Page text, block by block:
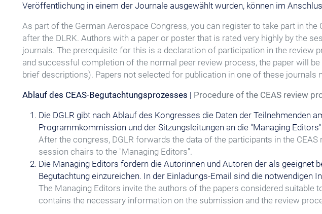
Veröffentlichung in einem der Journale ausgewählt wurden, können im
As part of the German Aerospace Congress, you can register to take part in
after the DLRK. Authors with a paper or poster that is rated very highly by the
journals. The prerequisite for this is a declaration of participation in the review
and successful completion of the normal peer review process, the paper will
brief descriptions). Papers not selected for publication in one of these journals
Ablauf des CEAS-Begutachtungsprozesses | Procedure of the CEAS review
Die DGLR gibt nach Ablauf des Kongresses die Daten der Teilnehmenden
Programmkommission und der Sitzungsleitungen an die "Managing
After the congress, DGLR forwards the data of the participants in the
session chairs to the "Managing Editors".
Die Managing Editors fordern die Autorinnen und Autoren der als
Begutachtung einzureichen. In der Einladungs-Email sind die
The Managing Editors invite the authors of the papers considered
contains the necessary information on the submission and the review